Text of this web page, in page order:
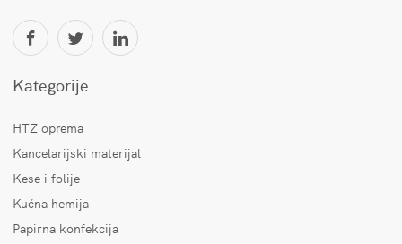
Kategorije
HTZ oprema
Kancelarijski materijal
Kese i folije
Kućna hemija
Papirna konfekcija